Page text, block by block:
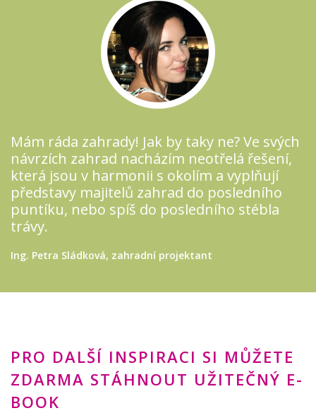
Mám ráda zahrady! Jak by taky ne? Ve svých
návrzích zahrad nacházím neotřelá řešení,
která jsou v harmonii s okolím a vyplňují
představy majitelů zahrad do posledního
puntíku, nebo spíš do posledního stébla
trávy.
Ing. Petra Sládková, zahradní projektant
PRO DALŠÍ INSPIRACI SI MŮŽETE
ZDARMA STÁHNOUT UŽITEČNÝ E-
BOOK